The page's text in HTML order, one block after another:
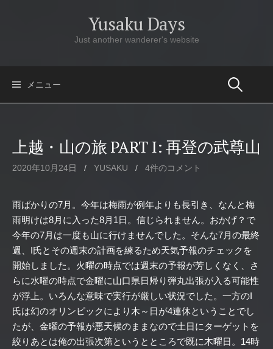
Yusaku Days
Just another wanderer's website
メニュー
上越・山の旅 PART I: 再登の武尊山
2020年10月24日 / YUSAKU / 4件のコメント
雨ばかりの7月。今年は梅雨が例年よりも長引き、なんと梅
雨明けは8月に入った8月1日。信じられません。おかげ？で
今年の7月は一度も山に行けませんでした。そんな7月の最終
週、I氏とその週末の計画を練るため天気予報のチェックを
開始しました。火曜の時点では週末の予報が芳しくなく、さ
らに水曜の時点で金曜に山口県日帰り弾丸出張が入る可能性
が浮上。いろんな意味で実行が厳しい状況でした。一方のI
氏は幻のオリンピックにより木～日が4連休ということでし
たが、金曜の予報が悪天候のままなので土日にターゲットを
絞りあとは俺の出張次第というとところで既に木曜日。14時